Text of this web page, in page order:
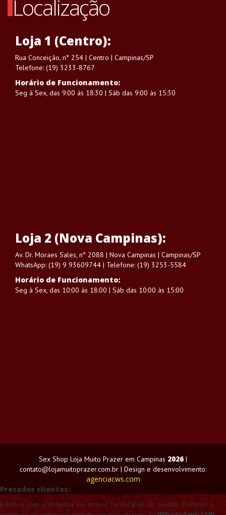
Localização
Loja 1 (Centro):
Rua Conceição, n° 254 | Centro | Campinas/SP
Telefone: (19) 3233-8767
Horário de Funcionamento:
Seg à Sex, das 9:00 às 18:30 | Sáb das 9:00 às 15:30
Loja 2 (Nova Campinas):
Av. Dr. Moraes Sales, n° 2088 | Nova Campinas | Campinas/SP
WhatsApp: (19) 9 93609744 | Telefone: (19) 3253-5584
Horário de Funcionamento:
Seg à Sex, das 10:00 às 18:00 | Sáb das 10:00 às 15:00
Sex Shop Loja Muito Prazer em Campinas 2026 |
contato@lojamuitoprazer.com.br | Design e desenvolvimento:
agenciacws.com
Prezados clientes:
Estamos com problemas em nossos formulários de contato. Pedimos a